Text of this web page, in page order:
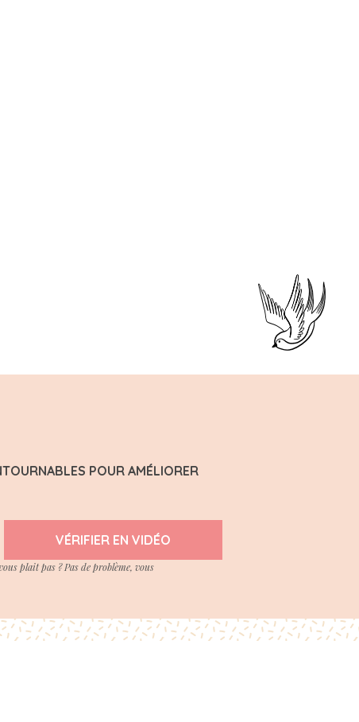
POUR AMÉLIORER
VÉRIFIER EN VIDÉO
plait pas ? Pas de problème, vous